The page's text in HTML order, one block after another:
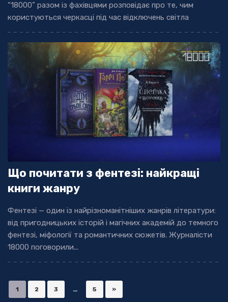
“18000” разом із фахівцями розповідає про те, чим
користуються черкасці під час відключень світла
Що почитати з фентезі: найкращі
книги жанру
Фентезі — один із найрізноманітніших жанрів літератури:
від пригодницьких історій і магічних академій до темного
фентезі, міфології та романтичних сюжетів. Журналісти
18000 поговорили...
1 2 3 … 5 »